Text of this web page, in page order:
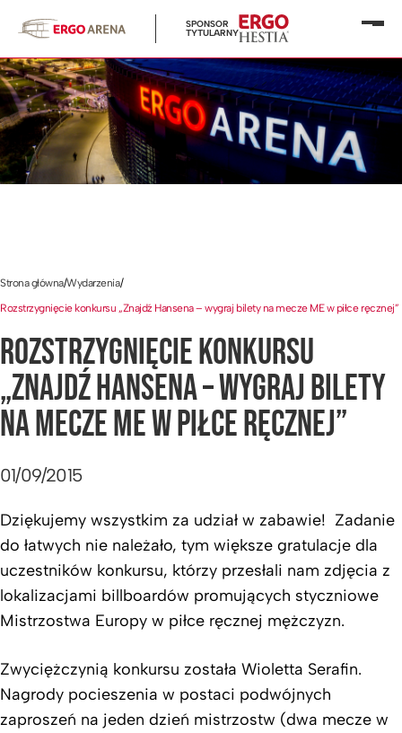
SPONSOR
TYTULARNY
Strona główna/Wydarzenia/
Rozstrzygnięcie konkursu „Znajdź Hansena – wygraj bilety na mecze ME w piłce ręcznej”
ROZSTRZYGNIĘCIE KONKURSU
„ZNAJDŹ HANSENA – WYGRAJ BILETY
NA MECZE ME W PIŁCE RĘCZNEJ”
01/09/2015
Dziękujemy wszystkim za udział w zabawie! Zadanie
do łatwych nie należało, tym większe gratulacje dla
uczestników konkursu, którzy przesłali nam zdjęcia z
lokalizacjami billboardów promujących styczniowe
Mistrzostwa Europy w piłce ręcznej mężczyzn.
Zwyciężczynią konkursu została Wioletta Serafin.
Nagrody pocieszenia w postaci podwójnych
zaproszeń na jeden dzień mistrzostw (dwa mecze w